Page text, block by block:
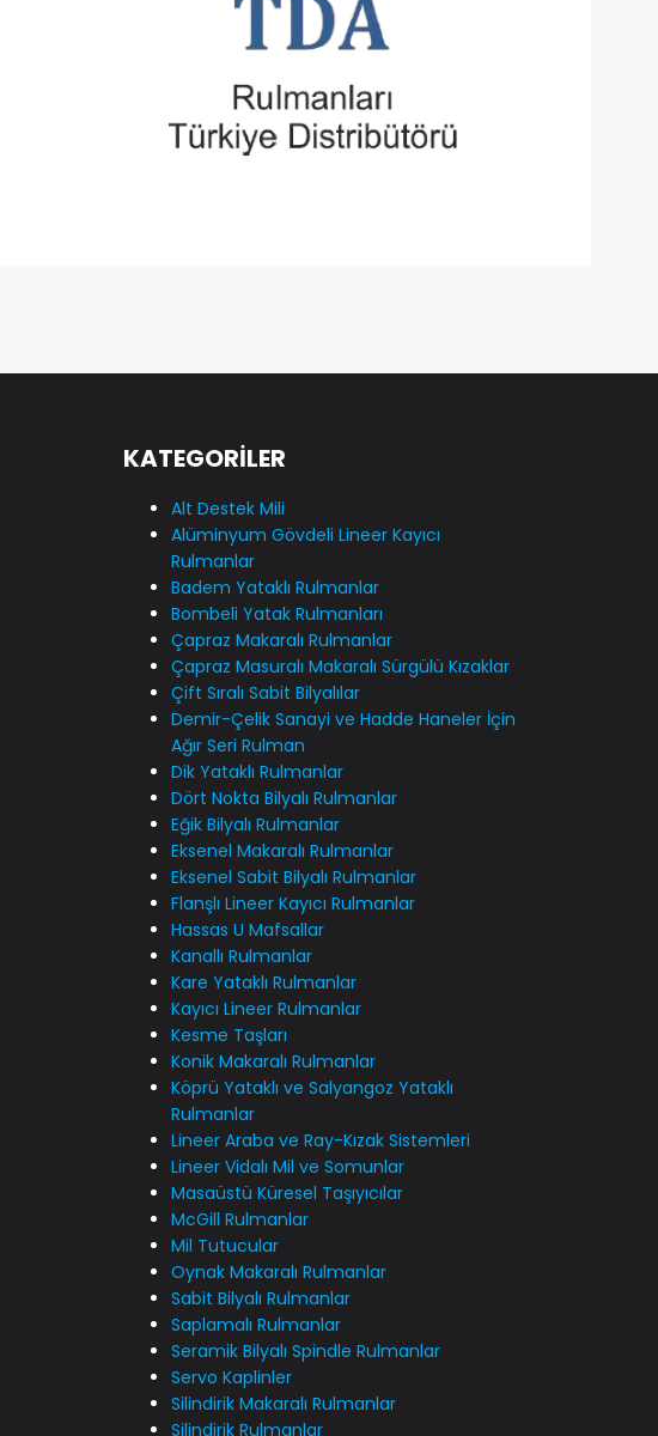
KATEGORİLER
Alt Destek Mili
Alüminyum Gövdeli Lineer Kayıcı
Rulmanlar
Badem Yataklı Rulmanlar
Bombeli Yatak Rulmanları
Çapraz Makaralı Rulmanlar
Çapraz Masuralı Makaralı Sürgülü Kızaklar
Çift Sıralı Sabit Bilyalılar
Demir-Çelik Sanayi ve Hadde Haneler İçin
Ağır Seri Rulman
Dik Yataklı Rulmanlar
Dört Nokta Bilyalı Rulmanlar
Eğik Bilyalı Rulmanlar
Eksenel Makaralı Rulmanlar
Eksenel Sabit Bilyalı Rulmanlar
Flanşlı Lineer Kayıcı Rulmanlar
Hassas U Mafsallar
Kanallı Rulmanlar
Kare Yataklı Rulmanlar
Kayıcı Lineer Rulmanlar
Kesme Taşları
Konik Makaralı Rulmanlar
Köprü Yataklı ve Salyangoz Yataklı
Rulmanlar
Lineer Araba ve Ray-Kızak Sistemleri
Lineer Vidalı Mil ve Somunlar
Masaüstü Küresel Taşıyıcılar
McGill Rulmanlar
Mil Tutucular
Oynak Makaralı Rulmanlar
Sabit Bilyalı Rulmanlar
Saplamalı Rulmanlar
Seramik Bilyalı Spindle Rulmanlar
Servo Kaplinler
Silindirik Makaralı Rulmanlar
Silindirik Rulmanlar